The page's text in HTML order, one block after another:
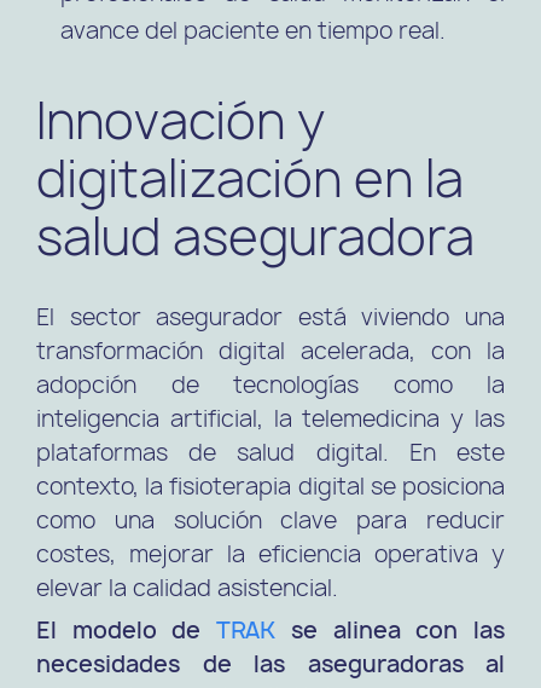
avance del paciente en tiempo real.
Innovación y
digitalización en la
salud aseguradora
El sector asegurador está viviendo una
transformación digital acelerada, con la
adopción de tecnologías como la
inteligencia artificial, la telemedicina y las
plataformas de salud digital. En este
contexto, la fisioterapia digital se posiciona
como una solución clave para reducir
costes, mejorar la eficiencia operativa y
elevar la calidad asistencial.
El modelo deTRAK se alinea con las
necesidades de las aseguradoras al